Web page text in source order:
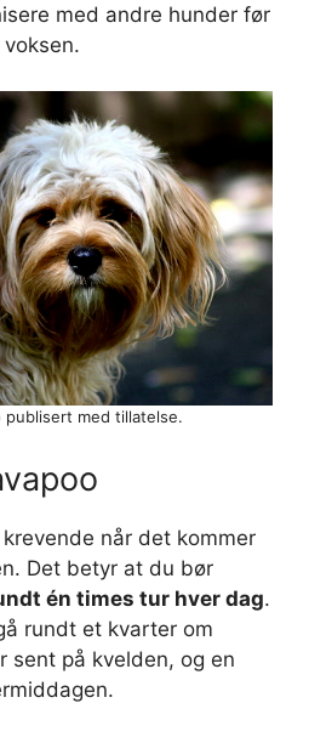
med andre hunder før
publisert med tillatelse.
når det kommer
Det betyr at du bør
én times tur hver dag.
rundt et kvarter om
sent på kvelden, og en